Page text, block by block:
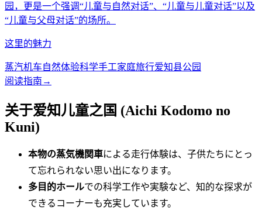
园，更是一个强调“儿童与自然对话”、“儿童与儿童对话”以及
“儿童与父母对话”的场所。
这里的魅力
蒸汽机车自然体验科学手工家庭旅行爱知县公园
阅读指南 →
关于爱知儿童之国 (Aichi Kodomo no
Kuni)
本物の蒸気機関車による走行体験は、子供たちにとっ
て忘れられない思い出になります。
多目的ホールでの科学工作や実験など、知的な探求が
できるコーナーも充実しています。